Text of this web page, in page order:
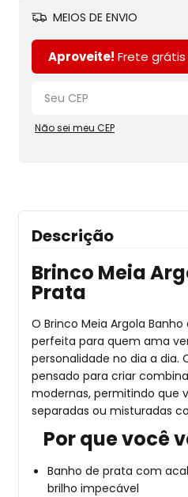
MEIOS DE ENVIO
Aproveite! Frete
Não sei meu CEP
Descrição
Brinco Meia
Prata
O Brinco Meia Argola
perfeita para quem ama
personalidade no dia a dia.
pensado para criar
modernas, permitindo que
separadas ou misturadas
Por que você
Banho de prata com
brilho impecável